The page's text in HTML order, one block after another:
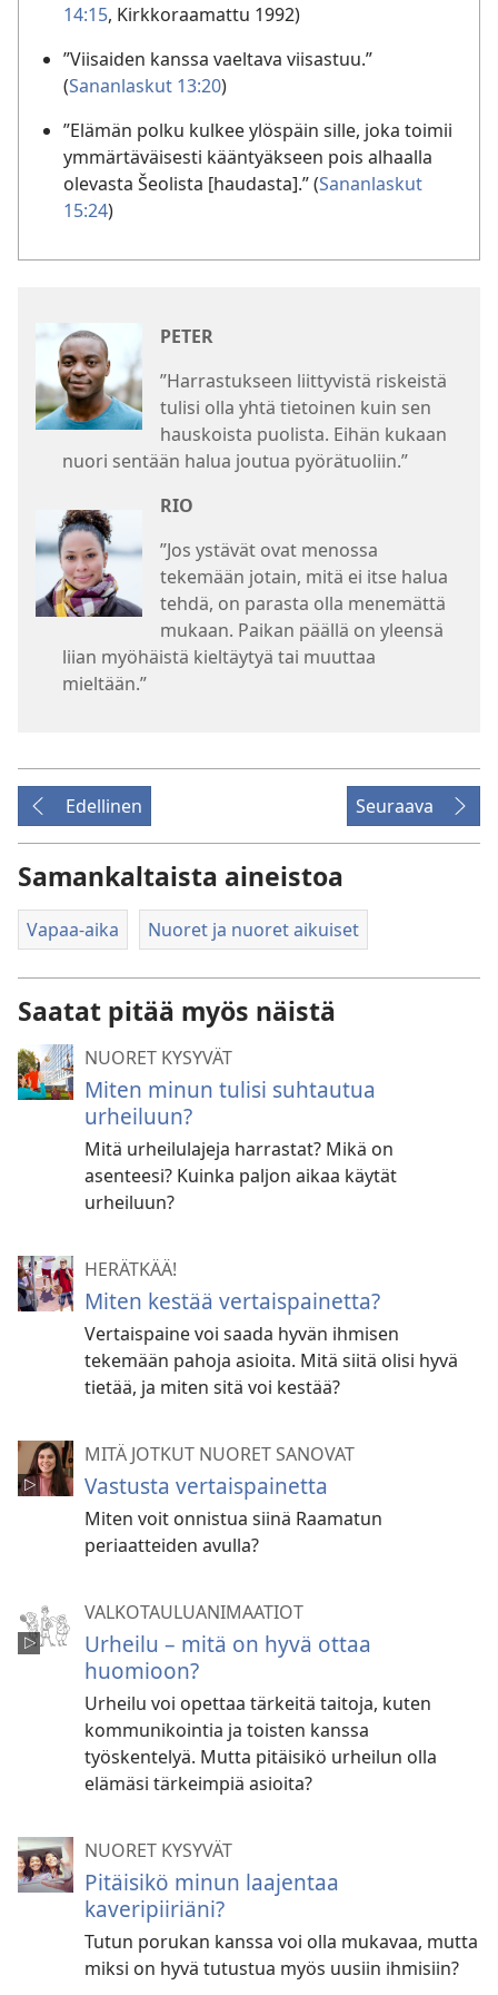
14:15, Kirkkoraamattu 1992)
”Viisaiden kanssa vaeltava viisastuu.”
(Sananlaskut 13:20)
”Elämän polku kulkee ylöspäin sille, joka toimii
ymmärtäväisesti kääntyäkseen pois alhaalla
olevasta Šeolista [haudasta].” (Sananlaskut
15:24)
PETER
”Harrastukseen liittyvistä riskeistä
tulisi olla yhtä tietoinen kuin sen
hauskoista puolista. Eihän kukaan
nuori sentään halua joutua pyörätuoliin.”
RIO
”Jos ystävät ovat menossa
tekemään jotain, mitä ei itse halua
tehdä, on parasta olla menemättä
mukaan. Paikan päällä on yleensä
liian myöhäistä kieltäytyä tai muuttaa
mieltään.”
Edellinen Seuraava
Samankaltaista aineistoa
Vapaa-aika Nuoret ja nuoret aikuiset
Saatat pitää myös näistä
NUORET KYSYVÄT
Miten minun tulisi suhtautua
urheiluun?
Mitä urheilulajeja harrastat? Mikä on
asenteesi? Kuinka paljon aikaa käytät
urheiluun?
HERÄTKÄÄ!
Miten kestää vertaispainetta?
Vertaispaine voi saada hyvän ihmisen
tekemään pahoja asioita. Mitä siitä olisi hyvä
tietää, ja miten sitä voi kestää?
MITÄ JOTKUT NUORET SANOVAT
Vastusta vertaispainetta
Miten voit onnistua siinä Raamatun
periaatteiden avulla?
VALKOTAULUANIMAATIOT
Urheilu – mitä on hyvä ottaa
huomioon?
Urheilu voi opettaa tärkeitä taitoja, kuten
kommunikointia ja toisten kanssa
työskentelyä. Mutta pitäisikö urheilun olla
elämäsi tärkeimpiä asioita?
NUORET KYSYVÄT
Pitäisikö minun laajentaa
kaveripiiriäni?
Tutun porukan kanssa voi olla mukavaa, mutta
miksi on hyvä tutustua myös uusiin ihmisiin?